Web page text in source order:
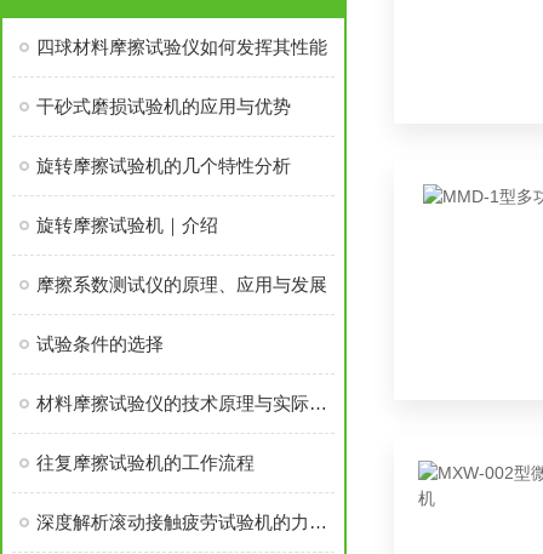
四球材料摩擦试验仪如何发挥其性能
干砂式磨损试验机的应用与优势
旋转摩擦试验机的几个特性分析
旋转摩擦试验机｜介绍
摩擦系数测试仪的原理、应用与发展
试验条件的选择
材料摩擦试验仪的技术原理与实际操作指南对比
往复摩擦试验机的工作流程
深度解析滚动接触疲劳试验机的力学原理